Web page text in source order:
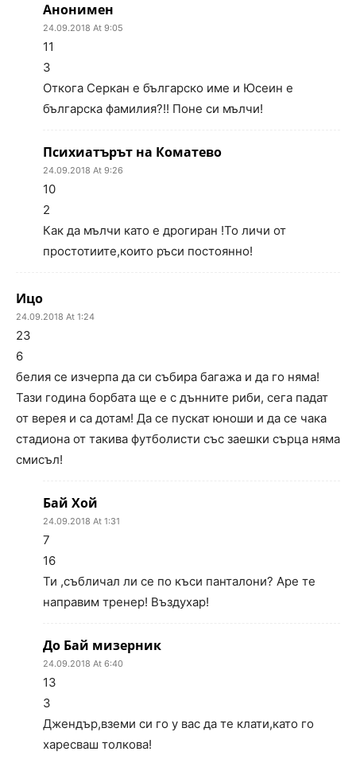
Анонимен
24.09.2018 At 9:05
11
3
Откога Серкан е българско име и Юсеин е
българска фамилия?!! Поне си мълчи!
Психиатърът на Коматево
24.09.2018 At 9:26
10
2
Как да мълчи като е дрогиран !То личи от
простотиите,които ръси постоянно!
Ицо
24.09.2018 At 1:24
23
6
белия се изчерпа да си събира багажа и да го няма!
Тази година борбата ще е с дънните риби, сега падат
от верея и са дотам! Да се пускат юноши и да се чака
стадиона от такива футболисти със заешки сърца няма
смисъл!
Бай Хой
24.09.2018 At 1:31
7
16
Ти ,събличал ли се по къси панталони? Аре те
направим тренер! Въздухар!
До Бай мизерник
24.09.2018 At 6:40
13
3
Джендър,вземи си го у вас да те клати,като го
харесваш толкова!